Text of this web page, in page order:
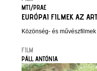
MTI/PRAE
EURÓPAI FILMEK AZ
Közönség- és
FILM
PÁLL ANTÓNIA